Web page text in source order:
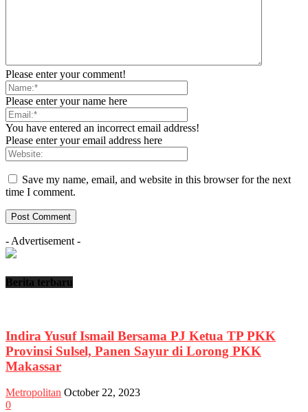
Please enter your comment!
Please enter your name here
You have entered an incorrect email address!
Please enter your email address here
Save my name, email, and website in this browser for the next
time I comment.
- Advertisement -
Berita terbaru
Indira Yusuf Ismail Bersama PJ Ketua TP PKK
Provinsi Sulsel, Panen Sayur di Lorong PKK
Makassar
Metropolitan October 22, 2023
0